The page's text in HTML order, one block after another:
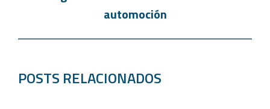
automoción
POSTS RELACIONADOS